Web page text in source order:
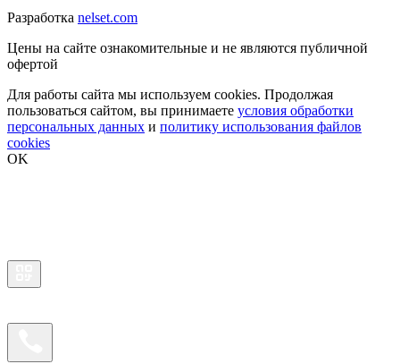
Разработка nelset.com
Цены на сайте ознакомительные и не являются публичной
офертой
Для работы сайта мы используем cookies. Продолжая
пользоваться сайтом, вы принимаете условия обработки
персональных данных и политику использования файлов
cookies
OK